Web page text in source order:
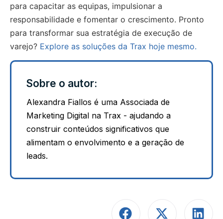
para capacitar as equipas, impulsionar a
responsabilidade e fomentar o crescimento. Pronto
para transformar sua estratégia de execução de
varejo? Explore as soluções da Trax hoje mesmo.
Sobre o autor:
Alexandra Fiallos é uma Associada de
Marketing Digital na Trax - ajudando a
construir conteúdos significativos que
alimentam o envolvimento e a geração de
leads.